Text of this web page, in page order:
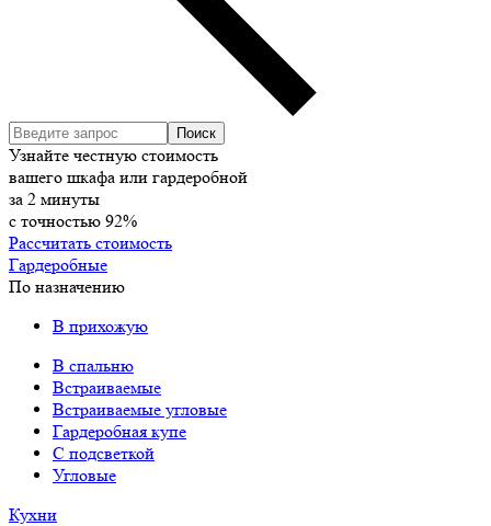
Узнайте честную стоимость
вашего шкафа или гардеробной
за 2 минуты
с точностью 92%
Рассчитать стоимость
Гардеробные
По назначению
В прихожую
В спальню
Встраиваемые
Встраиваемые угловые
Гардеробная купе
С подсветкой
Угловые
Кухни